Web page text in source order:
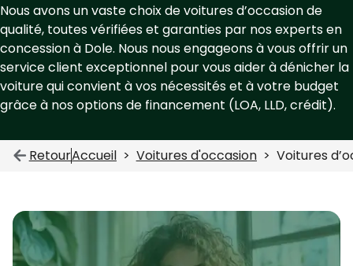
Nous avons un vaste choix de voitures d’occasion de
qualité, toutes vérifiées et garanties par nos experts en
concession à Dole. Nous nous engageons à vous offrir un
service client exceptionnel pour vous aider à dénicher la
voiture qui convient à vos nécessités et à votre budget
grâce à nos options de financement (LOA, LLD, crédit).
RetourAccueil Voitures d'occasion Voitures